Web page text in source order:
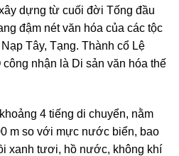
dựng từ cuối đời Tống đầu
đậm nét văn hóa của các tộc
Tây, Tạng. Thành cổ Lệ
nhận là Di sản văn hóa thế
4 tiếng di chuyển, nằm
m so với mực nước biển, bao
xanh tươi, hồ nước, không khí